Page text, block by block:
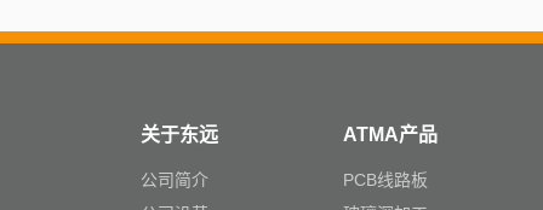
关于东远
公司简介
ATMA产品
PCB线路板